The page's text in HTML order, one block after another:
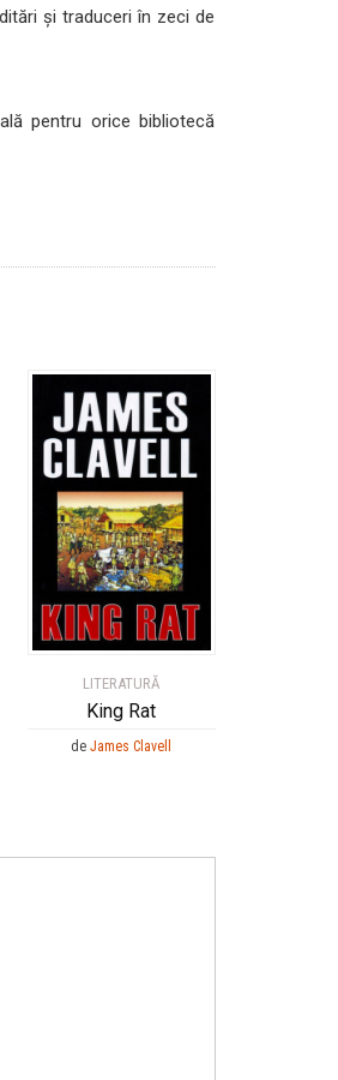
şi traduceri în zeci de
pentru orice bibliotecă
LITERATURĂ
King Rat
deJames Clavell